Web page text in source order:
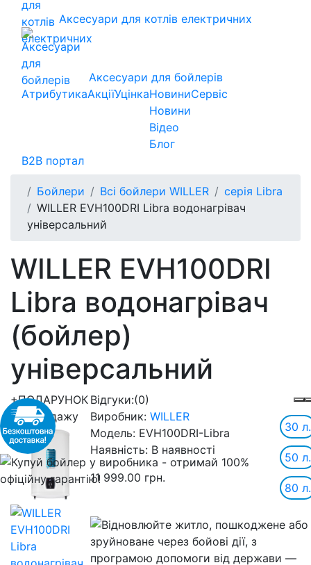
Аксесуари для котлів електричних
Аксесуари для бойлерів
АтрибутикаАкціїУцінкаНовини
Новини
Відео
Блог
Сервіс
B2B портал
Бойлери Всі бойлери WILLER
серія Libra
WILLER EVH100DRI Libra водонагрівач
універсальний
WILLER EVH100DRI
Libra водонагрівач
(бойлер)
універсальний
+ПОДАРУНОК
Хіт продажу
Відгуки:(0)
30 л.
50 л.
80 л.
Виробник: WILLER
Модель: EVH100DRI-Libra
Наявність: В наявності
11 999.00 грн.